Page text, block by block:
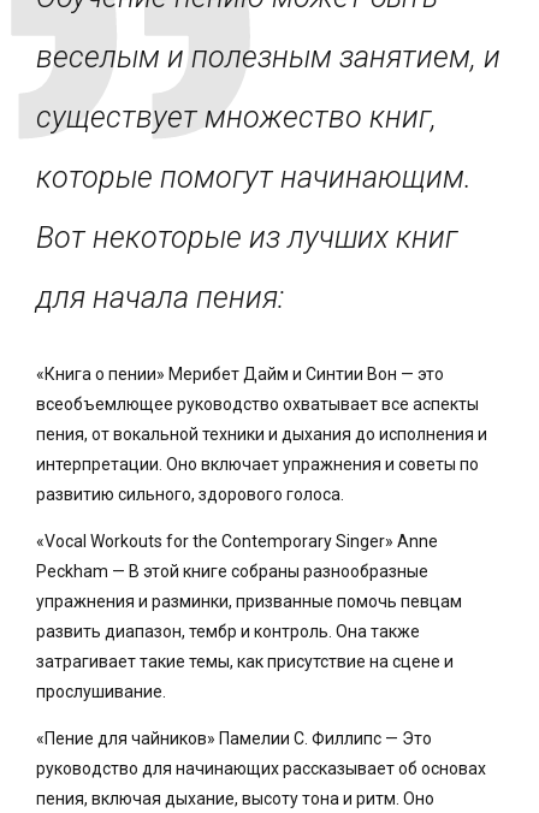
веселым и полезным занятием, и
существует множество книг,
которые помогут начинающим.
Вот некоторые из лучших книг
для начала пения:
«Книга о пении» Мерибет Дайм и Синтии Вон — это
всеобъемлющее руководство охватывает все аспекты
пения, от вокальной техники и дыхания до исполнения и
интерпретации. Оно включает упражнения и советы по
развитию сильного, здорового голоса.
«Vocal Workouts for the Contemporary Singer» Anne
Peckham — В этой книге собраны разнообразные
упражнения и разминки, призванные помочь певцам
развить диапазон, тембр и контроль. Она также
затрагивает такие темы, как присутствие на сцене и
прослушивание.
«Пение для чайников» Памелии С. Филлипс — Это
руководство для начинающих рассказывает об основах
пения, включая дыхание, высоту тона и ритм. Оно